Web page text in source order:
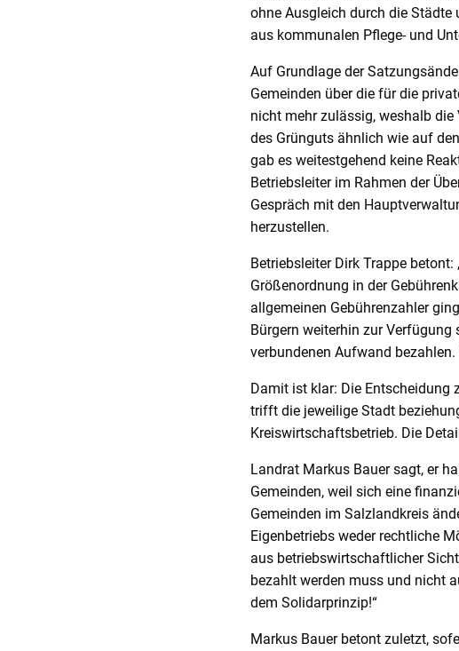
ohne Ausgleich durch die Städte
aus kommunalen Pflege- und
Auf Grundlage der
Gemeinden über die für die
nicht mehr zulässig, weshalb
des Grünguts ähnlich wie auf
gab es weitestgehend keine
Betriebsleiter im Rahmen der
Gespräch mit den
herzustellen.
Betriebsleiter Dirk Trappe
Größenordnung in der
allgemeinen Gebührenzahler
Bürgern weiterhin zur
verbundenen Aufwand bezahlen.
Damit ist klar: Die Entscheidung
trifft die jeweilige Stadt
Kreiswirtschaftsbetrieb. Die
Landrat Markus Bauer sagt, er
Gemeinden, weil sich eine
Gemeinden im Salzlandkreis
Eigenbetriebs weder rechtliche
aus betriebswirtschaftlicher
bezahlt werden muss und nicht
dem Solidarprinzip!“
Markus Bauer betont zuletzt,